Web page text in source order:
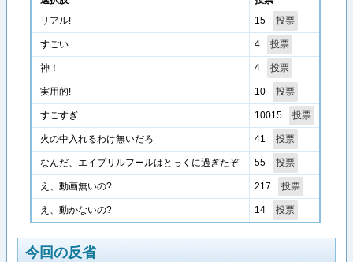
リアル! 15
すごい 4
神！ 4
実用的! 10
すごすぎ 10015
火の中入れるわけ無いだろ 41
なんだ、エイプリルフールはとっくに過ぎたぞ 55
え、動画無いの? 217
え、動かないの? 14
今回の反省